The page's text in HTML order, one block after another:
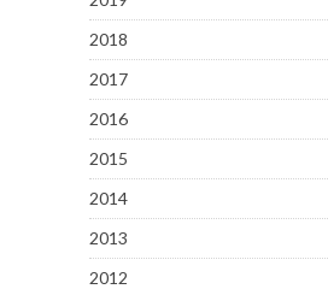
2018
2017
2016
2015
2014
2013
2012